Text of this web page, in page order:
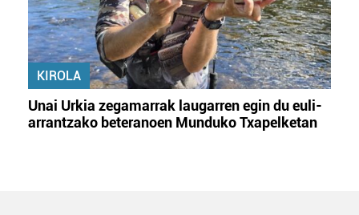
KIROLA
Unai Urkia zegamarrak laugarren egin du euli-
arrantzako beteranoen Munduko Txapelketan